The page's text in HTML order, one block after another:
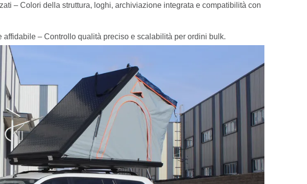
– Colori della struttura, loghi, archiviazione integrata e compatibilità con
– Controllo qualità preciso e scalabilità per ordini bulk.